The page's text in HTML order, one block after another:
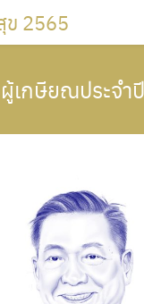
ข 2565
เกษียณประจำ